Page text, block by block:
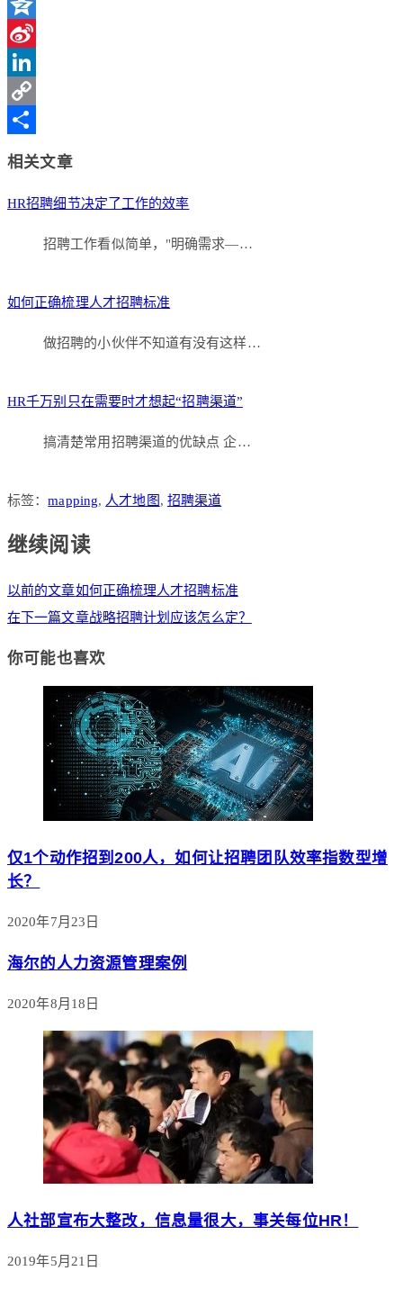
WeChat
Qzone
Sina
Weibo
LinkedIn
Copy
相关文章
HR招聘细节决定了工作的效率
招聘工作看似简单，"明确需求—…
如何正确梳理人才招聘标准
做招聘的小伙伴不知道有没有这样…
HR千万别只在需要时才想起“招聘渠道”
搞清楚常用招聘渠道的优缺点 企…
标签：mapping, 人才地图, 招聘渠道
继续阅读
以前的文章如何正确梳理人才招聘标准
在下一篇文章战略招聘计划应该怎么定？
你可能也喜欢
仅1个动作招到200人，如何让招聘团队效率指数型增
长？
2020年7月23日
海尔的人力资源管理案例
2020年8月18日
人社部宣布大整改，信息量很大，事关每位HR！
2019年5月21日